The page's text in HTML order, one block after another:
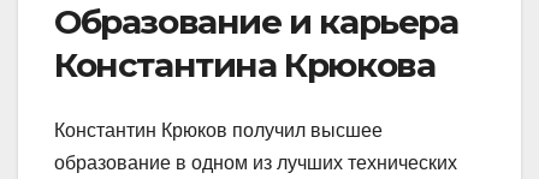
Образование и карьера
Константина Крюкова
Константин Крюков получил высшее
образование в одном из лучших технических